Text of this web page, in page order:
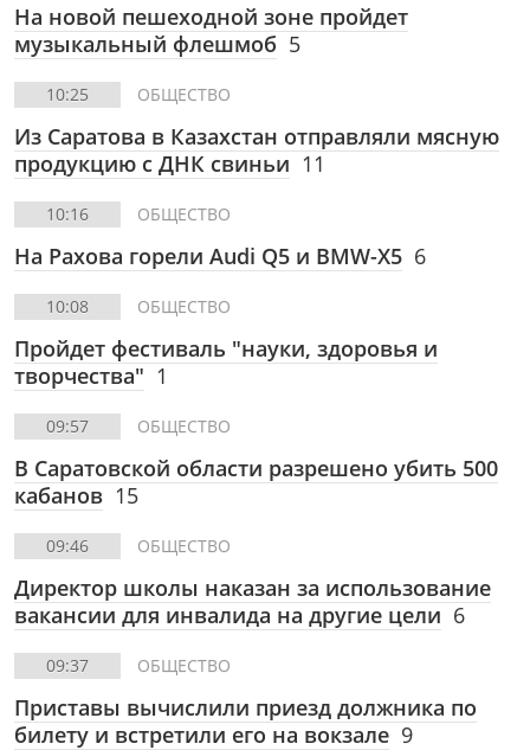
На новой пешеходной зоне пройдет
музыкальный флешмоб 5
10:25 ОБЩЕСТВО
Из Саратова в Казахстан отправляли мясную
продукцию с ДНК свиньи 11
10:16 ОБЩЕСТВО
На Рахова горели Audi Q5 и BMW-Х5 6
10:08 ОБЩЕСТВО
Пройдет фестиваль "науки, здоровья и
творчества" 1
09:57 ОБЩЕСТВО
В Саратовской области разрешено убить 500
кабанов 15
09:46 ОБЩЕСТВО
Директор школы наказан за использование
вакансии для инвалида на другие цели 6
09:37 ОБЩЕСТВО
Приставы вычислили приезд должника по
билету и встретили его на вокзале 9